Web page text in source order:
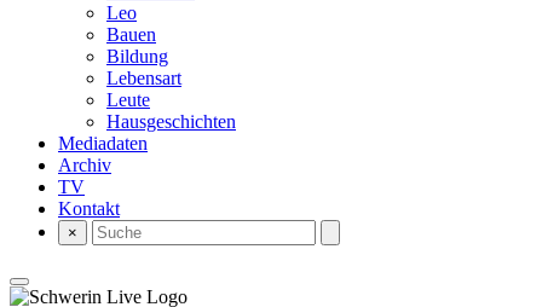
Leo
Bauen
Bildung
Lebensart
Leute
Hausgeschichten
Mediadaten
Archiv
TV
Kontakt
×